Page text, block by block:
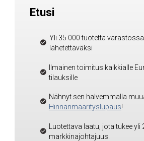
Etusi
Yli 35 000 tuotetta
lähetettäväksi
Ilmainen toimitus kaikkialle
tilauksille
Nähnyt sen halvemmalla
Hinnanmäärityslupaus!
Luotettava laatu, jota tukee yli
markkinajohtajuus.